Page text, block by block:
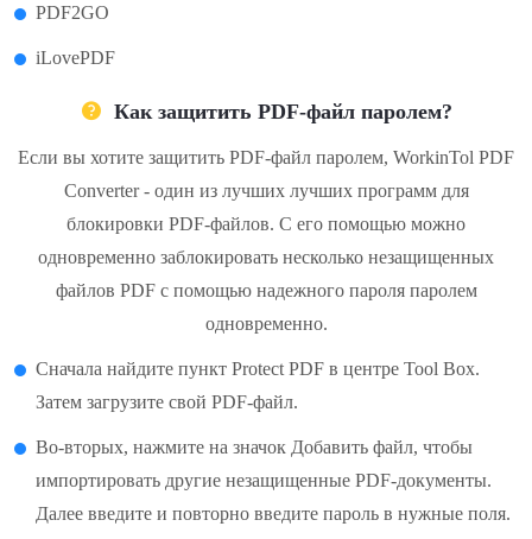
PDF2GO
iLovePDF
Как защитить PDF-файл паролем?
Если вы хотите защитить PDF-файл паролем, WorkinTol PDF
Converter - один из лучших лучших программ для
блокировки PDF-файлов. С его помощью можно
одновременно заблокировать несколько незащищенных
файлов PDF с помощью надежного пароля паролем
одновременно.
Сначала найдите пункт Protect PDF в центре Tool Box.
Затем загрузите свой PDF-файл.
Во-вторых, нажмите на значок Добавить файл, чтобы
импортировать другие незащищенные PDF-документы.
Далее введите и повторно введите пароль в нужные поля.